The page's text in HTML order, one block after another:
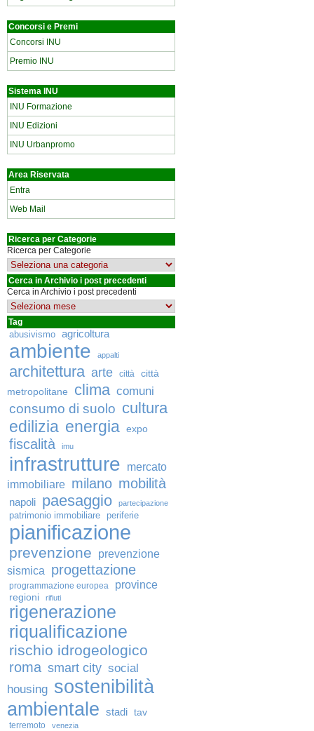
Concorsi e Premi
Concorsi INU
Premio INU
Sistema INU
INU Formazione
INU Edizioni
INU Urbanpromo
Area Riservata
Entra
Web Mail
Ricerca per Categorie
Ricerca per Categorie
Cerca in Archivio i post precedenti
Cerca in Archivio i post precedenti
Tag
abusivismo agricoltura
ambiente appalti
architettura arte città
città
metropolitane
clima comuni
consumo di suolo cultura
edilizia energia expo
fiscalità imu
infrastrutture
mercato
immobiliare milano mobilità
napoli paesaggio partecipazione
patrimonio immobiliare periferie
pianificazione
prevenzione
prevenzione
sismica
progettazione
programmazione europea province
regioni rifiuti
rigenerazione
riqualificazione
rischio idrogeologico
roma smart city social
housing sostenibilità
ambientale stadi tav
terremoto venezia